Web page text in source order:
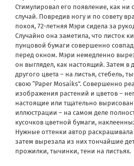
Стимулировал его появление, как ни
случай. Повредив ногу и по совету
покоя, 72-летняя Мэри сидела за
Случайно она заметила, что листок
пунцовой бумаги совершенно
перед окном. Мэри немедленно
он выглядел, как настоящий. Затем в
другого цвета – на листья, стебель,
свою “Paper Mosaiks”. Совершенно
изображения растений и цветов –
настоящие или тщательно
иллюстрации – на самом деле
кусочков цветной бумаги,
Нужные оттенки автор
затем вырезала из них тончайшие
прожилки, тычинки, тени на листьях.